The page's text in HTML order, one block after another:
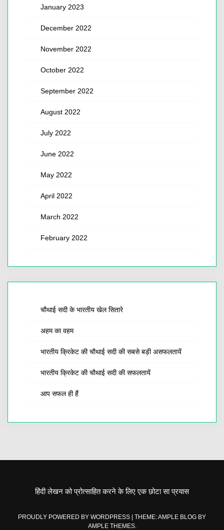
January 2023
December 2022
November 2022
October 2022
September 2022
August 2022
July 2022
June 2022
May 2022
April 2022
March 2022
February 2022
चौथाई सदी के भारतीय खेल सितारे
अहम का वहम
भारतीय क्रिकेट की चौथाई सदी की सबसे बड़ी असफलतायें
भारतीय क्रिकेट की चौथाई सदी की सफलतायें
आप सफल ही हैं
हिंदी लेखन को प्रोत्साहित करने के लिए एक छोटा सा प्रयास
PROUDLY POWERED BY WORDPRESS
THEME: AMPLE BLOG BY
AMPLE THEMES.